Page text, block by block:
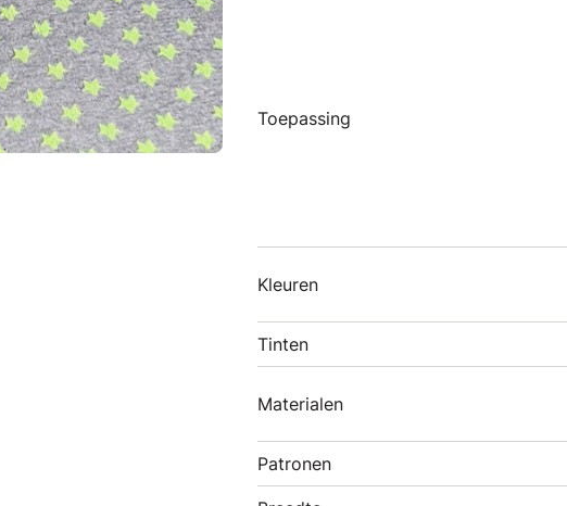
Toepassing
Kleuren
Tinten
Materialen
Patronen